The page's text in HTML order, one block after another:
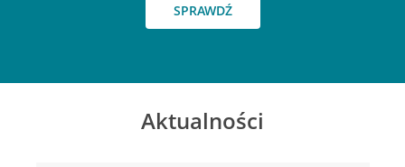
SPRAWDŹ
Aktualności